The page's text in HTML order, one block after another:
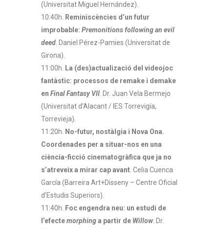
(Universitat Miguel Hernández).
10:40h.
Reminiscències d’un futur
improbable: Premonitions following an evil
deed . Daniel Pérez-Pamies (Universitat de
Girona).
11:00h.
La (des)actualizació del videojoc
fantàstic: processos de remake i demake
en Final Fantasy VII . Dr. Juan Vela Bermejo
(Universitat d’Alacant / IES Torrevigía,
Torrevieja).
11:20h.
No-futur, nostàlgia i Nova Ona.
Coordenades per a situar-nos en una
ciència-ficció cinematogràfica que ja no
s’atreveix a mirar cap avant . Celia Cuenca
García (Barreira Art+Disseny – Centre Oficial
d’Estudis Superiors).
11:40h.
Foc engendra neu: un estudi de
l’efectemorphinga partir de Willow . Dr.